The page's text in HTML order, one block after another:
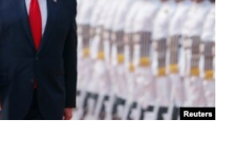
فرهنگ و زندگی
حقوق شهروندی
اقتصادی
علم و فناوری
مستندها
انتخابات ریاست جمهوری آمریکا ۲۰۲۴
حمله جمهوری اسلامی به اسرائیل
رمز مهسا
دنبال کنید
زبانهای مختلف